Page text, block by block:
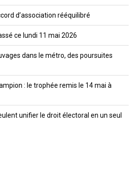
d’association rééquilibré
ce lundi 11 mai 2026
dans le métro, des poursuites
: le trophée remis le 14 mai à
unifier le droit électoral en un seul